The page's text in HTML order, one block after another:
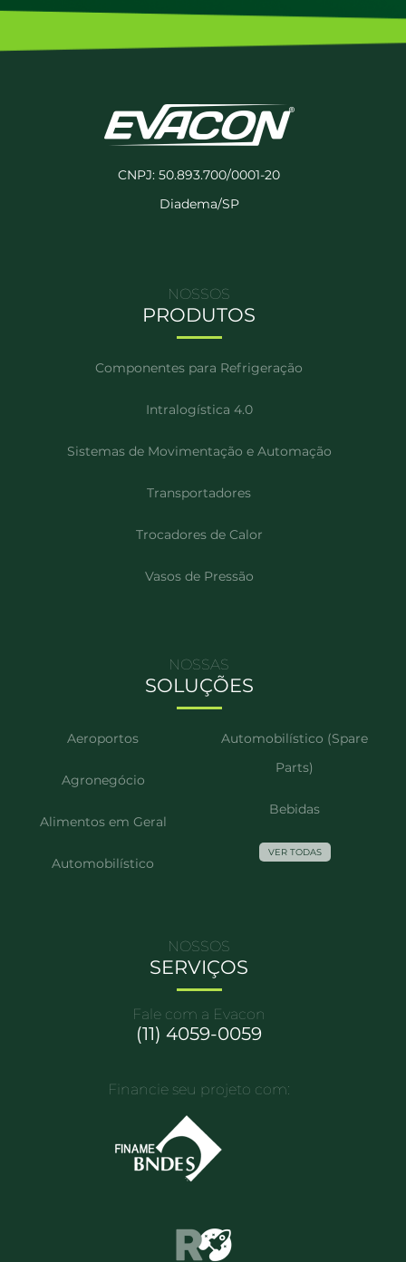
CNPJ: 50.893.700/0001-20
Diadema/SP
NOSSOS
PRODUTOS
Componentes para Refrigeração
Intralogística 4.0
Sistemas de Movimentação e Automação
Transportadores
Trocadores de Calor
Vasos de Pressão
NOSSAS
SOLUÇÕES
Aeroportos
Agronegócio
Alimentos em Geral
Automobilístico
Automobilístico (Spare
Parts)
Bebidas
VER TODAS
NOSSOS
SERVIÇOS
Fale com a Evacon
(11) 4059-0059
Financie seu projeto com: